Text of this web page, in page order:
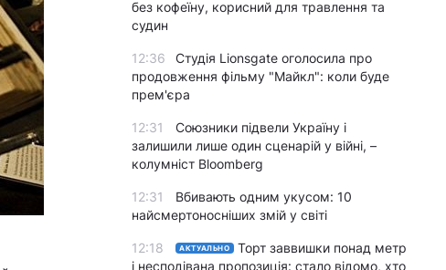
без кофеїну, корисний для травлення та
судин
12:36
Студія Lionsgate оголосила про
продовження фільму "Майкл": коли буде
прем'єра
12:31
Союзники підвели Україну і
залишили лише один сценарій у війні, –
колумніст Bloomberg
12:31
Вбивають одним укусом: 10
найсмертоносніших змій у світі
12:18 АКТУАЛЬНО
Торт заввишки понад метр
і несподівана пропозиція: стало відомо, хто